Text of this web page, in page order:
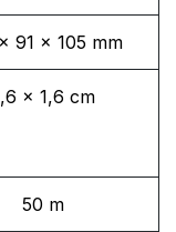
91 x 105 mm
x 1,6 cm
50 m